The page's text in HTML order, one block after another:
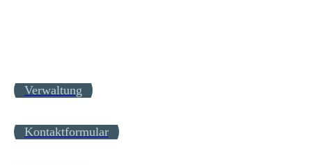
Verwaltung
Kontaktformular